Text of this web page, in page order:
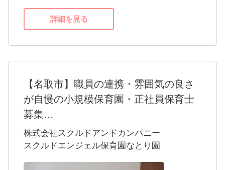
ペースに合わせて少しづつ丁寧に教えます。
また職員配置にも配慮し、先生の人数にゆと
りをもたせています。
一人に負担か偏らない体制を整えることで落
ち着いて保育や行事準備に向き合える環境を
作っています。
お休みについても有給のとりやすい環境で
す。
家庭の都合や体調、プライベートな要諦など
も相談しやすく職員同士が「お互いさま」の
詳細を見る
【名取市】職員の連携・雰囲気の良さ
が自慢の小規模保育園・正社員保育士
募集
スクルドエンジェル保育園なとり園のポイン
ト5選
・「地域と連携を取りながら保育運営」
株式会社スクルドアンドカンパニー
スクルドエンジェル保育園なとり園